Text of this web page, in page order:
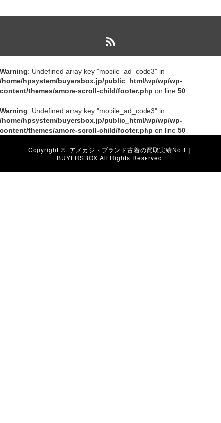
Warning: Undefined array key "mobile_ad_code3" in
/home/hpsystem/buyersbox.jp/public_html/wp/wp/wp-
content/themes/amore-scroll-child/footer.php on line 50
Warning: Undefined array key "mobile_ad_code3" in
/home/hpsystem/buyersbox.jp/public_html/wp/wp/wp-
content/themes/amore-scroll-child/footer.php on line 50
Copyright © アメカジ・ブランド古着の買取実績No.1｜
BUYERSBOX All Rights Reserved.